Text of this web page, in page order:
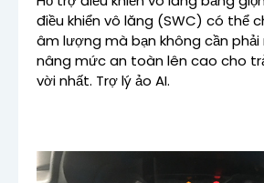
điều khiển vô lăng (SWC) có thể
âm lượng mà bạn không cần
nâng mức an toàn lên cao cho
vời nhất. Trợ lý ảo AI.